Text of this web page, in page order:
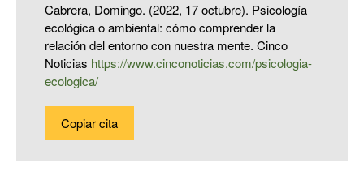
Cabrera, Domingo. (2022, 17 octubre). Psicología
ecológica o ambiental: cómo comprender la
relación del entorno con nuestra mente. Cinco
Noticias https://www.cinconoticias.com/psicologia-
ecologica/
Copiar cita